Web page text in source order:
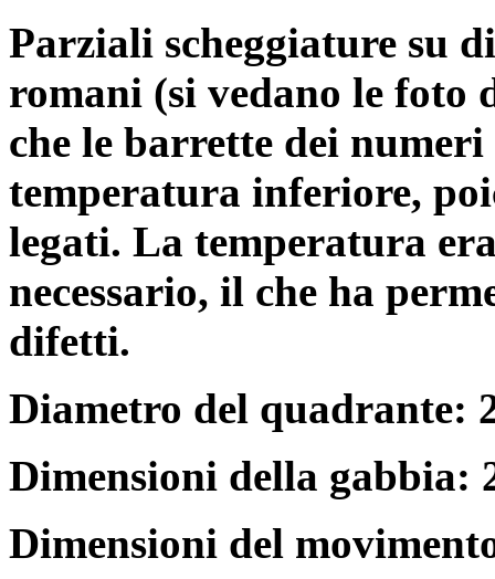
Parziali scheggiature su
romani (si vedano le foto
che le barrette dei
temperatura inferiore,
legati. La temperatura
necessario, il che ha
difetti.
Diametro del quadrante:
Dimensioni della gabbia:
Dimensioni del